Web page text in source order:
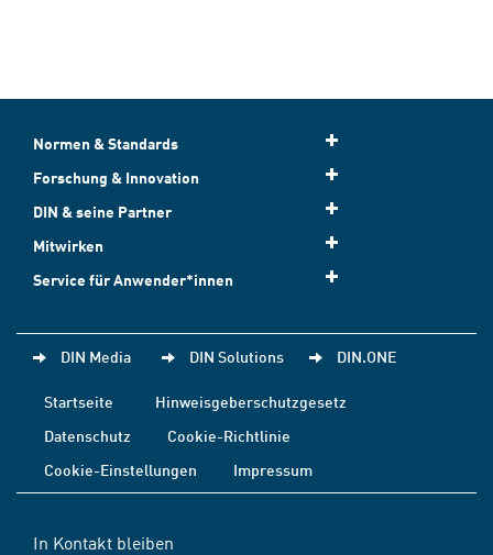
Normen & Standards
Forschung & Innovation
DIN & seine Partner
Mitwirken
Service für Anwender*innen
DIN Media DIN Solutions DIN.ONE
Startseite
Hinweisgeberschutzgesetz
Datenschutz
Cookie-Richtlinie
Cookie-Einstellungen
Impressum
In Kontakt bleiben